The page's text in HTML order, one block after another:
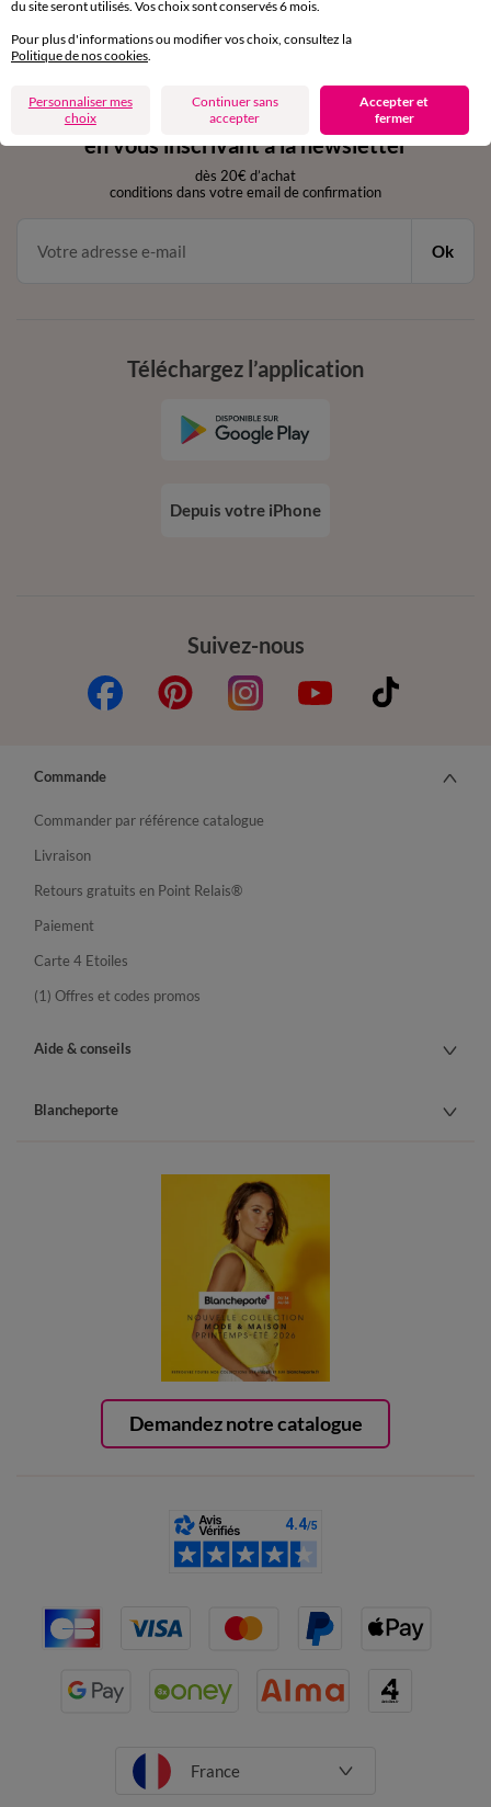
par chat et par téléphone
11€ Offerts
en vous inscrivant à la newsletter
dès 20€ d’achat
conditions dans votre email de confirmation
Ok
Suivez-nous
Téléchargez l’application
Depuis votre iPhone
Demandez notre catalogue
Commande
Commander par référence catalogue
Livraison
Retours gratuits en Point Relais®
Paiement
Carte 4 Etoiles
(1) Offres et codes promos
Aide & conseils
Blancheporte
France
du site seront utilisés. Vos choix sont conservés 6 mois.
Pour plus d'informations ou modifier vos choix, consultez la
Politique de nos cookies
Personnaliser mes
choix
Continuer sans
accepter
Accepter et
fermer